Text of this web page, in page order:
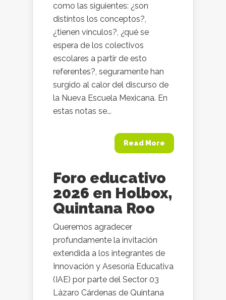
como las siguientes: ¿son
distintos los conceptos?,
¿tienen vínculos?, ¿qué se
espera de los colectivos
escolares a partir de esto
referentes?, seguramente han
surgido al calor del discurso de
la Nueva Escuela Mexicana. En
estas notas se...
Read More
Foro educativo
2026 en Holbox,
Quintana Roo
Queremos agradecer
profundamente la invitación
extendida a los integrantes de
Innovación y Asesoría Educativa
(IAE) por parte del Sector 03
Lázaro Cárdenas de Quintana